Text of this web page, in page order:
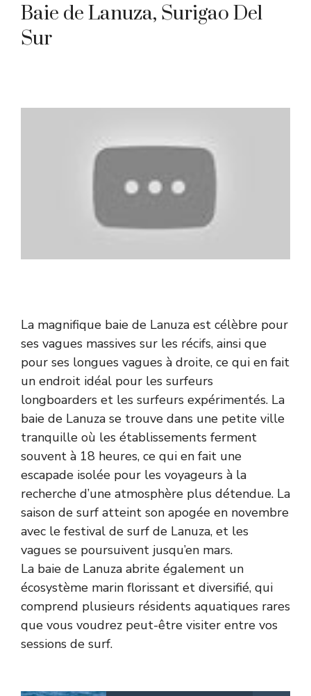
Baie de Lanuza, Surigao Del
Sur
La magnifique baie de Lanuza est célèbre pour
ses vagues massives sur les récifs, ainsi que
pour ses longues vagues à droite, ce qui en fait
un endroit idéal pour les surfeurs
longboarders et les surfeurs expérimentés. La
baie de Lanuza se trouve dans une petite ville
tranquille où les établissements ferment
souvent à 18 heures, ce qui en fait une
escapade isolée pour les voyageurs à la
recherche d’une atmosphère plus détendue. La
saison de surf atteint son apogée en novembre
avec le festival de surf de Lanuza, et les
vagues se poursuivent jusqu’en mars.
La baie de Lanuza abrite également un
écosystème marin florissant et diversifié, qui
comprend plusieurs résidents aquatiques rares
que vous voudrez peut-être visiter entre vos
sessions de surf.